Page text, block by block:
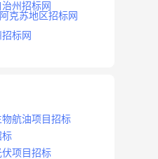
州招标网
阿克苏地区招标网
标网
航油项目招标
标
伏项目招标